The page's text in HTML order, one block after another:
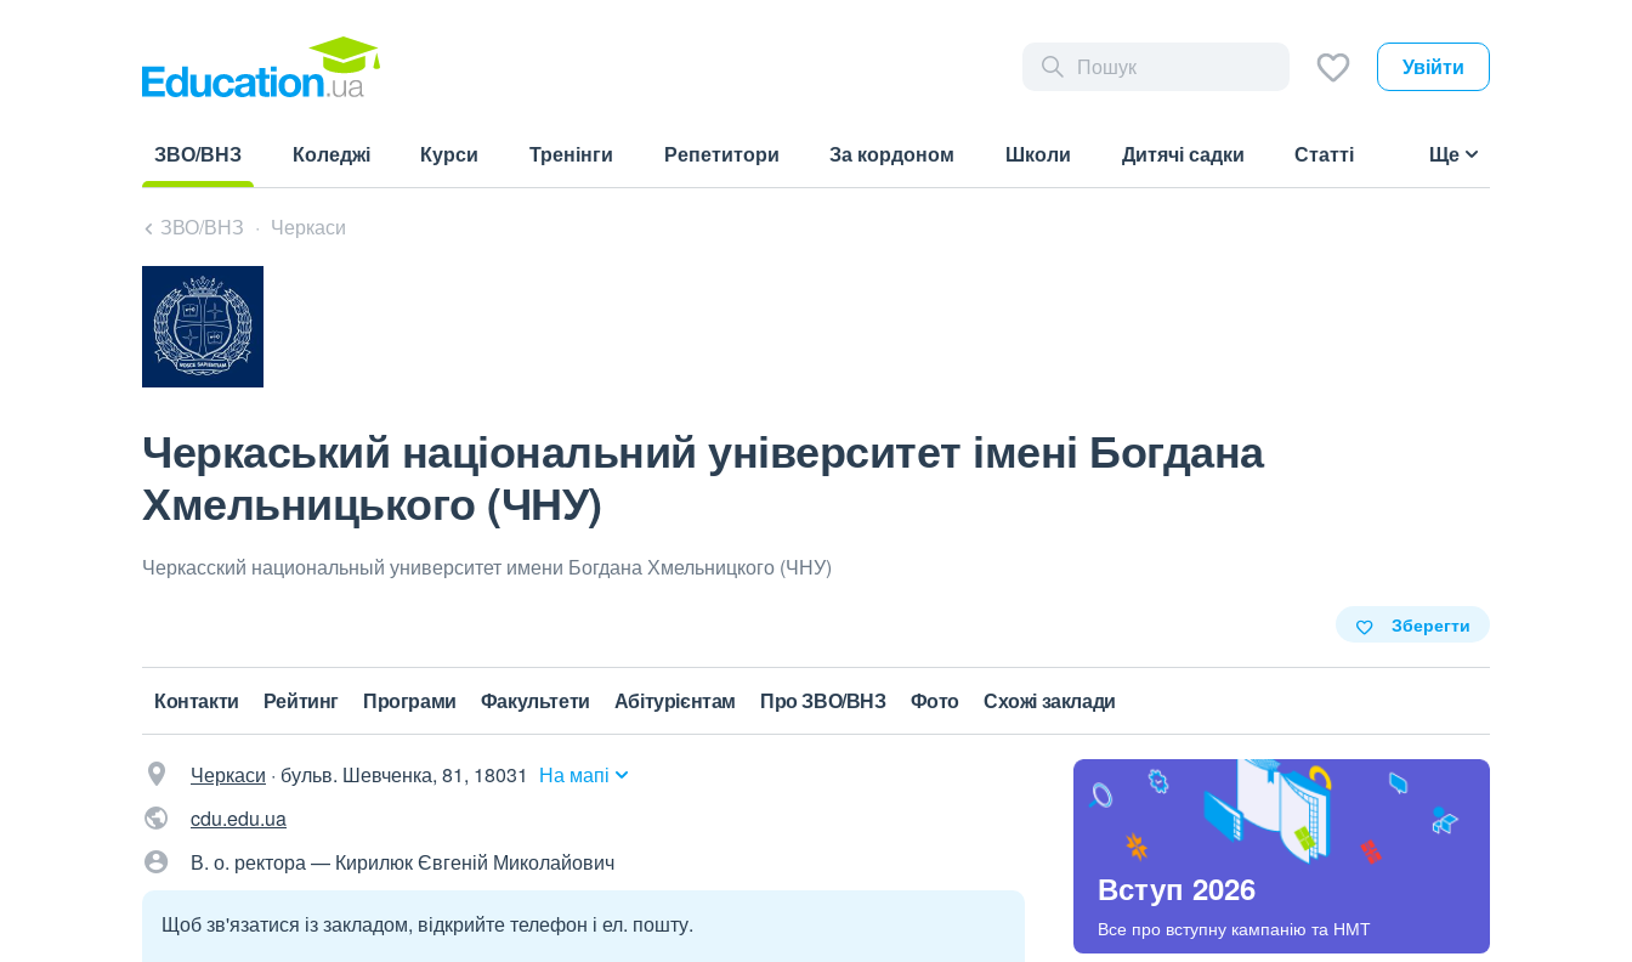
Увійти
ЗВО/ВНЗ
Коледжі Курси Тренінги Репетитори За кордоном Школи Дитячі садки Статті Ще
ЗВО/ВНЗ Черкаси
Черкаський національний університет імені Богдана
Хмельницького (ЧНУ)
Черкасский национальный университет имени Богдана Хмельницкого (ЧНУ)
Зберегти
Контакти Рейтинг Програми Факультети Абітурієнтам Про ЗВО/ВНЗ Фото Схожі заклади
Черкаси · бульв. Шевченка, 81, 18031 На мапі
cdu.edu.ua
В. о. ректора — Кирилюк Євгеній Миколайович
Щоб зв'язатися із закладом, відкрийте телефон і ел. пошту.
Вступ 2026
Все про вступну кампанію та НМТ